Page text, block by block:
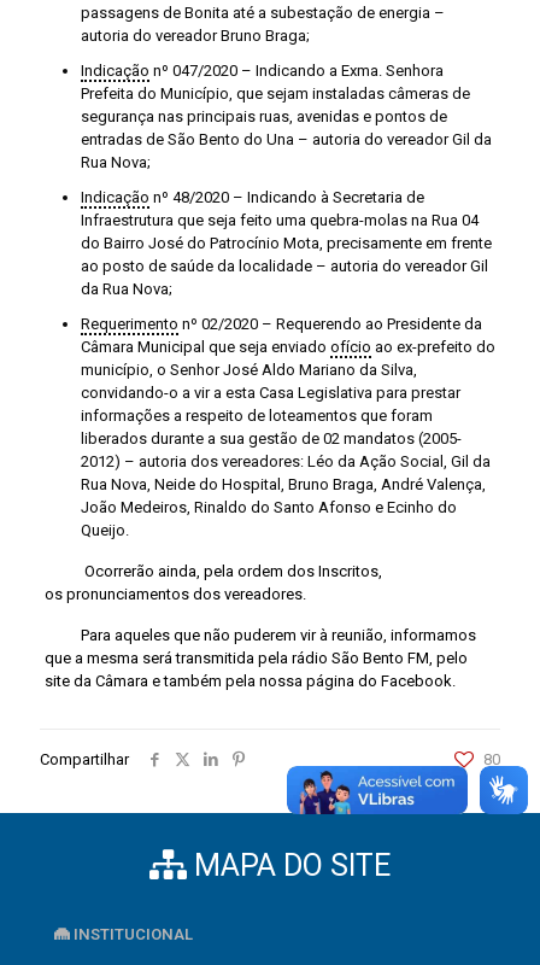
passagens de Bonita até a subestação de energia –
autoria do vereador Bruno Braga;
Indicação nº 047/2020 – Indicando a Exma. Senhora
Prefeita do Município, que sejam instaladas câmeras de
segurança nas principais ruas, avenidas e pontos de
entradas de São Bento do Una – autoria do vereador Gil da
Rua Nova;
Indicação nº 48/2020 – Indicando à Secretaria de
Infraestrutura que seja feito uma quebra-molas na Rua 04
do Bairro José do Patrocínio Mota, precisamente em frente
ao posto de saúde da localidade – autoria do vereador Gil
da Rua Nova;
Requerimento nº 02/2020 – Requerendo ao Presidente da
Câmara Municipal que seja enviado ofício ao ex-prefeito do
município, o Senhor José Aldo Mariano da Silva,
convidando-o a vir a esta Casa Legislativa para prestar
informações a respeito de loteamentos que foram
liberados durante a sua gestão de 02 mandatos (2005-
2012) – autoria dos vereadores: Léo da Ação Social, Gil da
Rua Nova, Neide do Hospital, Bruno Braga, André Valença,
João Medeiros, Rinaldo do Santo Afonso e Ecinho do
Queijo.
Ocorrerão ainda, pela ordem dos Inscritos,
os pronunciamentos dos vereadores.
Para aqueles que não puderem vir à reunião, informamos
que a mesma será transmitida pela rádio São Bento FM, pelo
site da Câmara e também pela nossa página do Facebook.
Compartilhar 80
MAPA DO SITE
INSTITUCIONAL